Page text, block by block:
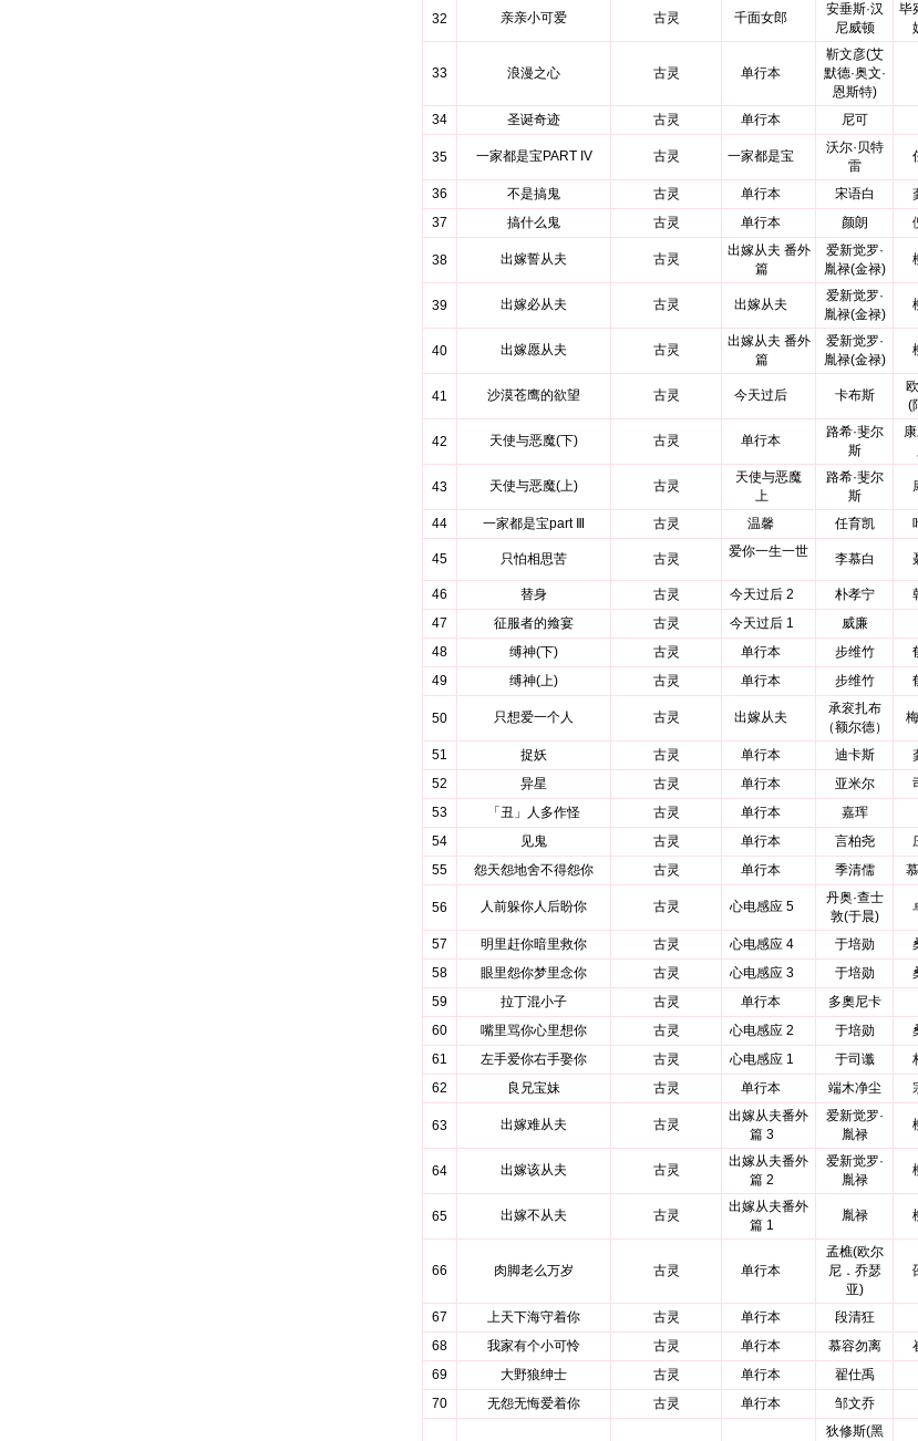
32 亲亲小可爱 古灵 千面女郎
安垂斯·汉
尼威顿
毕
33 浪漫之心 古灵 单行本
靳文彦(艾
默德·奥文·
恩斯特)
34 圣诞奇迹 古灵 单行本 尼可
35 一家都是宝PART IV 古灵 一家都是宝
沃尔·贝特
雷
36 不是搞鬼 古灵 单行本 宋语白
37
搞什么鬼 古灵 单行本 颜朗
38 出嫁誓从夫 古灵
出嫁从夫 番外
篇
爱新觉罗·
胤禄(金禄)
39 出嫁必从夫 古灵 出嫁从夫
爱新觉罗·
胤禄(金禄)
40 出嫁愿从夫 古灵
出嫁从夫 番外
篇
爱新觉罗·
胤禄(金禄)
41 沙漠苍鹰的欲望 古灵 今天过后 卡布斯
(
42 天使与恶魔(下) 古灵 单行本
路希·斐尔
斯
43 天使与恶魔(上) 古灵
天使与恶魔
上
路希·斐尔
斯
44 一家都是宝part Ⅲ 古灵 温馨 任育凯
45 只怕相思苦 古灵 爱你一生一世 李慕白
46 替身 古灵 今天过后 2 朴孝宁
47
征服者的飨宴 古灵 今天过后 1 威廉
48
缚神(下) 古灵 单行本 步维竹
49
缚神(上) 古灵 单行本 步维竹
50 只想爱一个人 古灵 出嫁从夫
承衮扎布
（额尔德）
51 捉妖 古灵 单行本 迪卡斯
52
异星 古灵 单行本 亚米尔
53
「丑」人多作怪 古灵 单行本 嘉珲
54
见鬼 古灵 单行本 言柏尧
55
怨天怨地舍不得怨你 古灵 单行本 季清儒
56 人前躲你人后盼你 古灵 心电感应 5
丹奥·查士
敦(于晨)
57 明里赶你暗里救你 古灵 心电感应 4 于培勋
58
眼里怨你梦里念你 古灵 心电感应 3 于培勋
59
拉丁混小子 古灵 单行本 多奧尼卡
60
嘴里骂你心里想你 古灵 心电感应 2 于培勋
61
左手爱你右手娶你 古灵 心电感应 1 于司谶
62
良兄宝妹 古灵 单行本 端木净尘
63 出嫁难从夫 古灵
出嫁从夫番外
篇 3
爱新觉罗·
胤禄
64 出嫁该从夫 古灵
出嫁从夫番外
篇 2
爱新觉罗·
胤禄
65 出嫁不从夫 古灵
出嫁从夫番外
篇 1
胤禄
66 肉脚老么万岁 古灵 单行本
孟樵(欧尔
尼．乔瑟
亚)
67 上天下海守着你 古灵 单行本 段清狂
68
我家有个小可怜 古灵 单行本 慕容勿离
69
大野狼绅士 古灵 单行本 翟仕禹
70
无怨无悔爱着你 古灵 单行本 邹文乔
狄修斯(黑